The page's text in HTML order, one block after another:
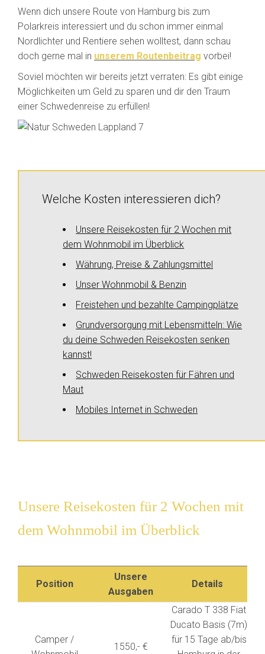
Wenn dich unsere Route von Hamburg bis zum
Polarkreis interessiert und du schon immer einmal
Nordlichter und Rentiere sehen wolltest, dann schau
doch gerne mal in unserem Routenbeitrag vorbei!
Soviel möchten wir bereits jetzt verraten: Es gibt einige
Möglichkeiten um Geld zu sparen und dir den Traum
einer Schwedenreise zu erfüllen!
Welche Kosten interessieren dich?
Unsere Reisekosten für 2 Wochen mit
dem Wohnmobil im Überblick
Währung, Preise & Zahlungsmittel
Unser Wohnmobil & Benzin
Freistehen und bezahlte Campingplätze
Grundversorgung mit Lebensmitteln: Wie
du deine Schweden Reisekosten senken
kannst!
Schweden Reisekosten für Fähren und
Maut
Mobiles Internet in Schweden
Unsere Reisekosten für 2 Wochen mit
dem Wohnmobil im Überblick
Position
Unsere
Ausgaben
Details
Camper /
1550,- €
Carado T 338 Fiat
Ducato Basis (7m)
für 15 Tage ab/bis